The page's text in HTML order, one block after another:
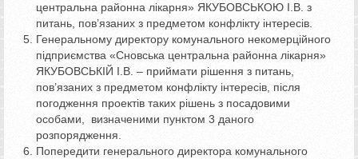
центральна районна лікарня» ЯКУБОВСЬКОЮ І.В. з
питань, пов’язаних з предметом конфлікту інтересів.
Генеральному директору комунального некомерційного
підприємства «Сновська центральна районна лікарня»
ЯКУБОВСЬКІЙ І.В. – приймати рішення з питань,
пов’язаних з предметом конфлікту інтересів, після
погодження проектів таких рішень з посадовими
особами, визначеними пунктом 3 даного
розпорядження.
Попередити генерального директора комунального